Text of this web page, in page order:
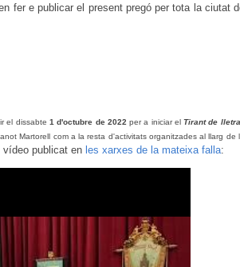
fer e publicar el present pregó per tota la ciutat
el dissabte1 d'octubre de 2022per a iniciar elTirant de lletra
Martorell com a la resta d'activitats organitzades al llarg de
vídeo publicat en les xarxes de la mateixa falla: